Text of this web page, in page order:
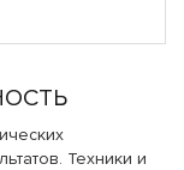
Техники и